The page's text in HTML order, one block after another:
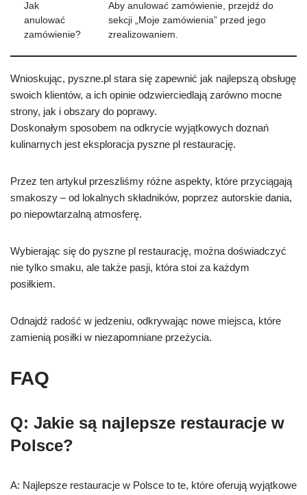
Jak
anulować
zamówienie?
Aby anulować zamówienie, przejdź do
sekcji „Moje zamówienia” przed jego
zrealizowaniem.
Wnioskując, pyszne.pl stara się zapewnić jak najlepszą obsługę
swoich klientów, a ich opinie odzwierciedlają zarówno mocne
strony, jak i obszary do poprawy.
Doskonałym sposobem na odkrycie wyjątkowych doznań
kulinarnych jest eksploracja pyszne pl restaurację.
Przez ten artykuł przeszliśmy różne aspekty, które przyciągają
smakoszy – od lokalnych składników, poprzez autorskie dania,
po niepowtarzalną atmosferę.
Wybierając się do pyszne pl restaurację, można doświadczyć
nie tylko smaku, ale także pasji, która stoi za każdym
posiłkiem.
Odnajdź radość w jedzeniu, odkrywając nowe miejsca, które
zamienią posiłki w niezapomniane przeżycia.
FAQ
Q: Jakie są najlepsze restauracje w
Polsce?
A: Najlepsze restauracje w Polsce to te, które oferują wyjątkowe